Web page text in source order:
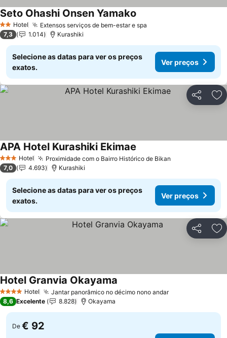
2 Estrelas
Hotel Extensos serviços de bem-estar e spa
Seto Ohashi Onsen Yamako
7,3 1.014 Kurashiki
Selecione as datas para ver os preços
exatos.
Ver preços
Partilhar
3 EstrelasHotel Proximidade com o Bairro Histórico de Bikan
APA Hotel Kurashiki Ekimae
7,0 4.693 Kurashiki
Selecione as datas para ver os preços
exatos.
Ver preços
Partilhar
4 EstrelasHotel Jantar panorâmico no décimo nono andarVer preços
Hotel Granvia Okayama
8,6 Excelente 8.828 Okayama
De € 92